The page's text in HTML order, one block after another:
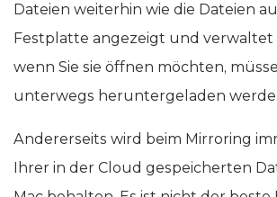
Dateien weiterhin wie die Dateien
Festplatte angezeigt und verwaltet
wenn Sie sie öffnen möchten,
unterwegs heruntergeladen
Andererseits wird beim Mirroring
Ihrer in der Cloud gespeicherten